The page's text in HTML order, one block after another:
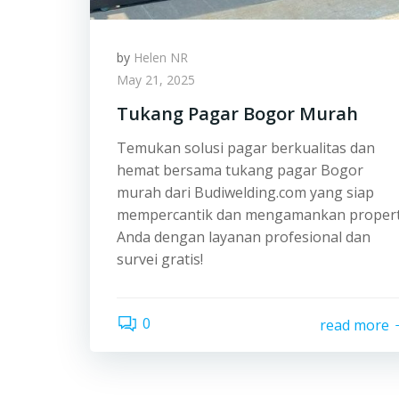
by Helen NR
May 21, 2025
Tukang Pagar Bogor Murah
Temukan solusi pagar berkualitas dan
hemat bersama tukang pagar Bogor
murah dari Budiwelding.com yang siap
mempercantik dan mengamankan
Anda dengan layanan profesional dan
survei gratis!
0 read more